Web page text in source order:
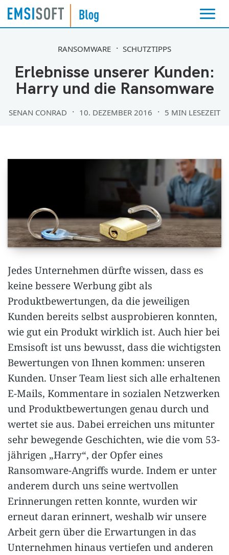
RANSOMWARE SCHUTZTIPPS
Erlebnisse unserer Kunden:
Harry und die Ransomware
SENAN CONRAD 10. DEZEMBER 2016 5 MIN LESEZEIT
Jedes Unternehmen dürfte wissen, dass es
keine bessere Werbung gibt als
Produktbewertungen, da die jeweiligen
Kunden bereits selbst ausprobieren konnten,
wie gut ein Produkt wirklich ist. Auch hier bei
Emsisoft ist uns bewusst, dass die wichtigsten
Bewertungen von Ihnen kommen: unseren
Kunden. Unser Team liest sich alle erhaltenen
E-Mails, Kommentare in sozialen Netzwerken
und Produktbewertungen genau durch und
wertet sie aus. Dabei erreichen uns mitunter
sehr bewegende Geschichten, wie die vom 53-
jährigen „Harry“, der Opfer eines
Ransomware-Angriffs wurde. Indem er unter
anderem durch uns seine wertvollen
Erinnerungen retten konnte, wurden wir
erneut daran erinnert, weshalb wir unsere
Arbeit gern über die Erwartungen in das
Unternehmen hinaus vertiefen und anderen